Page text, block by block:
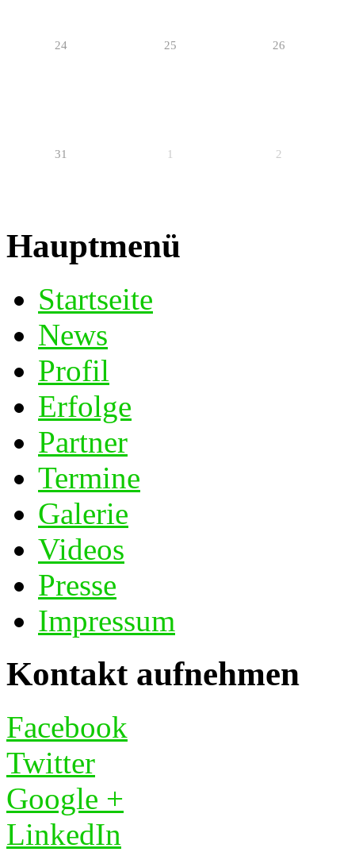
24 25 26
31 1 2
Hauptmenü
Startseite
News
Profil
Erfolge
Partner
Termine
Galerie
Videos
Presse
Impressum
Kontakt aufnehmen
Facebook
Twitter
Google +
LinkedIn